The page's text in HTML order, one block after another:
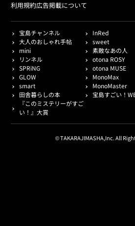
利用規約広告掲載について
宝島チャンネル
InRed
大人のおしゃれ手帖
sweet
mini
素敵なあの人
リンネル
otona ROSY
SPRiNG
otona MUSE
GLOW
MonoMax
smart
MonoMaster
田舎暮らしの本
宝島すごい！
『このミステリーがすご
い！』大賞
© TAKARAJIMASHA,Inc. All